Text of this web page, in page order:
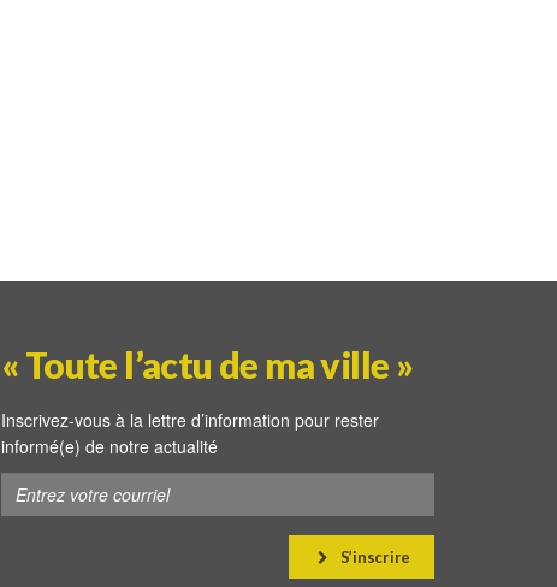
« Toute l’actu de ma ville »
Inscrivez-vous à la lettre d’information pour rester
informé(e) de notre actualité
S’inscrire